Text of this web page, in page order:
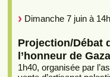
Dimanche 7 juin à 14h
Projection/Débat
l’honneur de
1h40, organisée par